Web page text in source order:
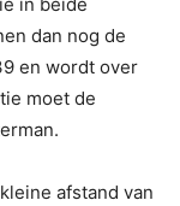
in beide
dan nog de
en wordt over
moet de
afstand van